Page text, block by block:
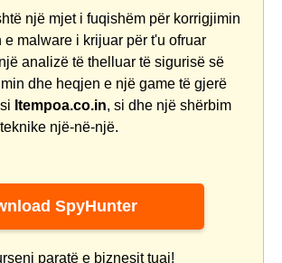
një mjet i fuqishëm për korrigjimin
e malware i krijuar për t'u ofruar
analizë të thelluar të sigurisë së
dhe heqjen e një game të gjerë
Itempoa.co.in, si dhe një shërbim
një-në-një.
SpyHunter
paratë e biznesit tuaj!